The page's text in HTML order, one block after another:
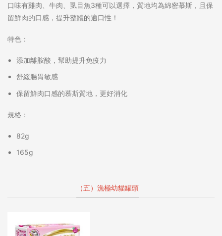
口味有雞肉、牛肉、虱目魚3種可以選擇，質地均為綿密慕斯，且保
留鮮肉的口感，提升整體的適口性！
特色：
添加離胺酸，幫助提升免疫力
舒緩腸胃敏感
保留鮮肉口感的慕斯質地，更好消化
規格：
82g
165g
（五）漁極幼貓罐頭